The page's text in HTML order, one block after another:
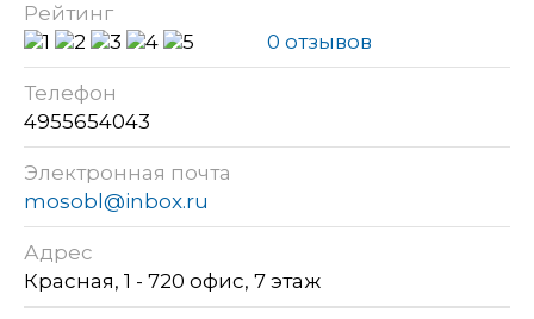
Рейтинг
0 отзывов
Телефон
4955654043
Электронная почта
mosobl@inbox.ru
Адрес
Красная, 1 - 720 офис, 7 этаж